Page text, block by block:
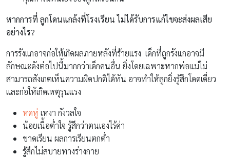
หากการที่ ลูกโดนแกล้งที่โรงเรียน ไม่ได้รับการแก้ไขจะส่งผลเสีย
อย่างไร?
การรังแกอาจก่อให้เกิดผลภายหลังที่ร้ายแรง เด็กที่ถูกรังแกอาจมี
ลักษณะดังต่อไปนี้มากกว่าเด็กคนอื่น ยิ่งโดยเฉพาะหากพ่อแม่ไม่
สามารถสังเกตเห็นความผิดปกติได้ทัน อาจทำให้ลูกยิ่งรู้สึกโดดเดี่ยว
และก่อให้เกิดเหตุรุนแรง
หดหู่ เหงา กังวลใจ
น้อยเนื้อต่ำใจ รู้สึกว่าตนเองไร้ค่า
ขาดเรียน ผลการเรียนตกต่ำ
รู้สึกไม่สบายทางร่างกาย